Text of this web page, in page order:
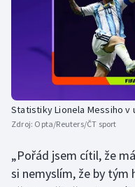
Rychlobruslení
Rychlostní kanoistika
Short track
Sportovní střelba
Stolní tenis
Statistiky Lionela Messiho v
Zdroj: Opta/Reuters/ČT sport
„Pořád jsem cítil, že
si nemyslím, že by tým